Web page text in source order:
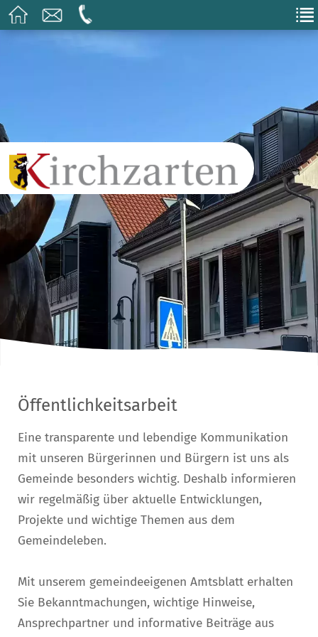
Öffentlichkeitsarbeit
Eine transparente und lebendige Kommunikation
mit unseren Bürgerinnen und Bürgern ist uns als
Gemeinde besonders wichtig. Deshalb informieren
wir regelmäßig über aktuelle Entwicklungen,
Projekte und wichtige Themen aus dem
Gemeindeleben.
Mit unserem gemeindeeigenen Amtsblatt erhalten
Sie Bekanntmachungen, wichtige Hinweise,
Ansprechpartner und informative Beiträge aus